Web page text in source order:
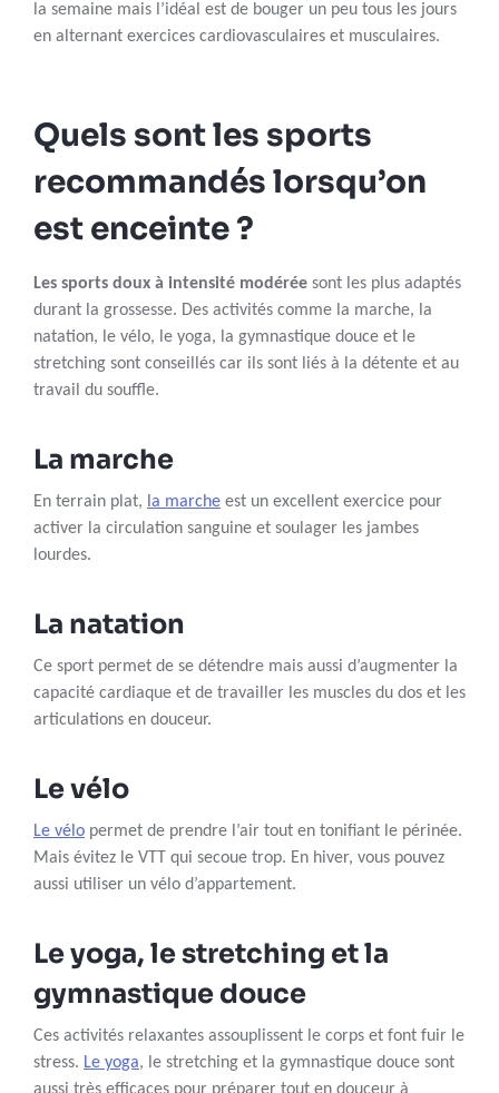
la semaine mais l’idéal est de bouger un peu tous les jours
en alternant exercices cardiovasculaires et musculaires.
Quels sont les sports
recommandés lorsqu’on
est enceinte ?
Les sports doux à intensité modérée sont les plus adaptés
durant la grossesse. Des activités comme la marche, la
natation, le vélo, le yoga, la gymnastique douce et le
stretching sont conseillés car ils sont liés à la détente et au
travail du souffle.
La marche
En terrain plat, la marche est un excellent exercice pour
activer la circulation sanguine et soulager les jambes
lourdes.
La natation
Ce sport permet de se détendre mais aussi d’augmenter la
capacité cardiaque et de travailler les muscles du dos et les
articulations en douceur.
Le vélo
Le vélo permet de prendre l’air tout en tonifiant le périnée.
Mais évitez le VTT qui secoue trop. En hiver, vous pouvez
aussi utiliser un vélo d’appartement.
Le yoga, le stretching et la
gymnastique douce
Ces activités relaxantes assouplissent le corps et font fuir le
stress. Le yoga, le stretching et la gymnastique douce sont